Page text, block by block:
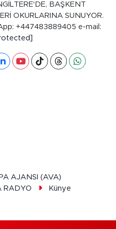
BAŞKENT
OKURLARINA SUNUYOR.
+447483889405 e-mail:
AJANSI (AVA)
RADYO Künye